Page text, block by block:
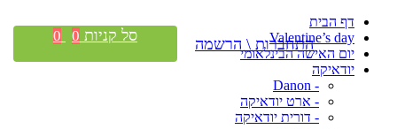
דף הבית
Valentine’s day
יום האישה הבינלאומי
יודאיקה
- Danon
- ארט יודאיקה
- דורית יודאיקה
התחברות \ הרשמה סל קניות 0
0